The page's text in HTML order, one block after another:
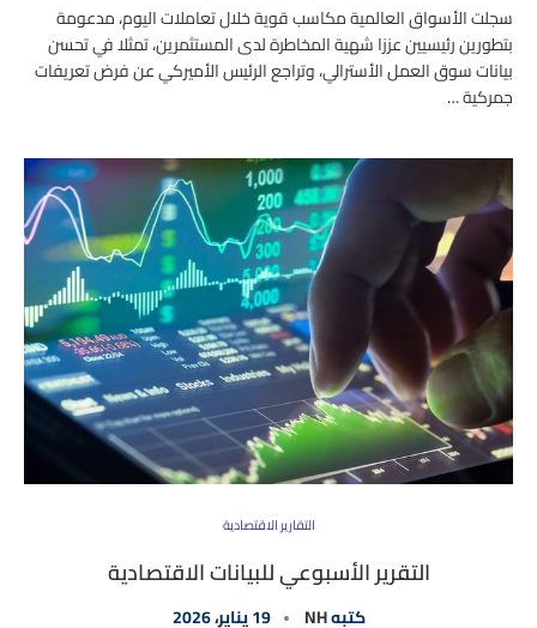
سجلت الأسواق العالمية مكاسب قوية خلال تعاملات اليوم، مدعومة
بتطورين رئيسيين عززا شهية المخاطرة لدى المستثمرين، تمثلا في تحسن
بيانات سوق العمل الأسترالي، وتراجع الرئيس الأميركي عن فرض تعريفات
جمركية …
التقارير الاقتصادية
التقرير الأسبوعي للبيانات الاقتصادية
كتبهNH 19 يناير، 2026